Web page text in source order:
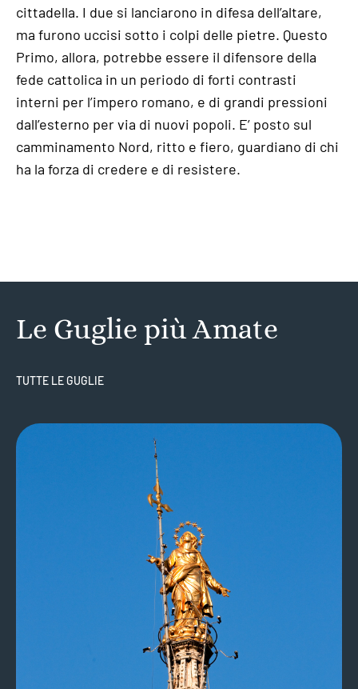
cittadella. I due si lanciarono in difesa dell’altare,
ma furono uccisi sotto i colpi delle pietre. Questo
Primo, allora, potrebbe essere il difensore della
fede cattolica in un periodo di forti contrasti
interni per l’impero romano, e di grandi pressioni
dall’esterno per via di nuovi popoli. E’ posto sul
camminamento Nord, ritto e fiero, guardiano di chi
ha la forza di credere e di resistere.
Le Guglie più Amate
TUTTE LE GUGLIE